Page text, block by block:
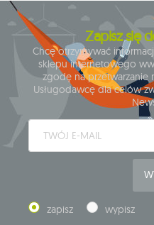
Zapisz się
Chcę otrzymywać
sklepu internetowego
zgodę na przetwarzanie
Usługodawcę dla celów
zapisz wypisz